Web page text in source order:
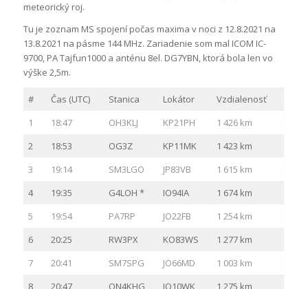
meteorický roj.
Tu je zoznam MS spojení počas maxima v noci z 12.8.2021 na
13.8.2021 na pásme 144 MHz. Zariadenie som mal ICOM IC-
9700, PA Tajfun1000 a anténu 8el. DG7YBN, ktorá bola len vo
výške 2,5m.
# Čas (UTC) Stanica Lokátor
Vzdialenosť
1
18:47 OH3KLJ KP21PH
1 426 km
2
18:53 OG3Z KP11MK
1 423 km
3
19:14 SM3LGO JP83VB
1 615 km
4
19:35 G4LOH * IO94IA
1 674 km
5
19:54 PA7RP JO22FB
1 254 km
6
20:25 RW3PX KO83WS
1 277 km
7
20:41 SM7SPG JO66MD
1 003 km
8
20:47 ON4KHG JO10WK 1 275 km